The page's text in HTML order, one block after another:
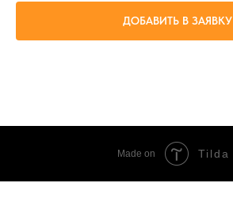
ДОБАВИТЬ В ЗАЯВКУ
Made on Tilda